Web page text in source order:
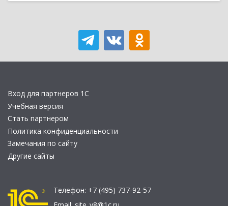
Вход для партнеров 1С
Учебная версия
Стать партнером
Политика конфиденциальности
Замечания по сайту
Другие сайты
Телефон: +7 (495) 737-92-57